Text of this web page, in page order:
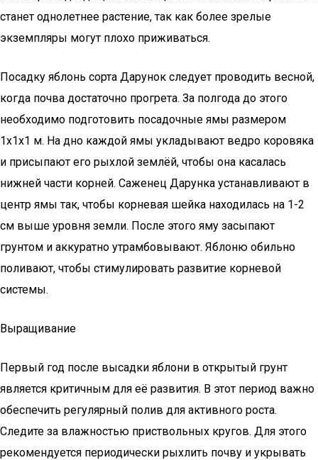
станет однолетнее растение, так как более зрелые
экземпляры могут плохо приживаться.
Посадку яблонь сорта Дарунок следует проводить весной,
когда почва достаточно прогрета. За полгода до этого
необходимо подготовить посадочные ямы размером
1х1х1 м. На дно каждой ямы укладывают ведро коровяка
и присыпают его рыхлой землёй, чтобы она касалась
нижней части корней. Саженец Дарунка устанавливают в
центр ямы так, чтобы корневая шейка находилась на 1-2
см выше уровня земли. После этого яму засыпают
грунтом и аккуратно утрамбовывают. Яблоню обильно
поливают, чтобы стимулировать развитие корневой
системы.
Выращивание
Первый год после высадки яблони в открытый грунт
является критичным для её развития. В этот период важно
обеспечить регулярный полив для активного роста.
Следите за влажностью приствольных кругов. Для этого
рекомендуется периодически рыхлить почву и укрывать